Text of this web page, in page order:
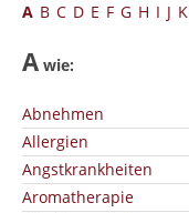
A B C D E F G H I J K
A wie:
Abnehmen
Allergien
Angstkrankheiten
Aromatherapie